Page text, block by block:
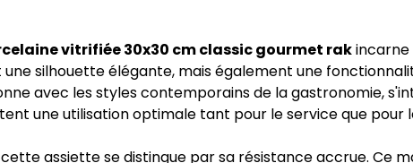
vitrifiée 30x30 cm classic gourmet rakincarne
silhouette élégante, mais également une
avec les styles contemporains de la gastronomie,
une utilisation optimale tant pour le service que pour
assiette se distingue par sa résistance accrue. Ce